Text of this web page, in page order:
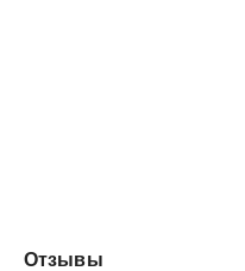
Отзывы